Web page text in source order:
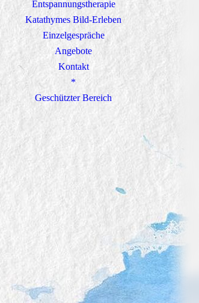
Entspannungstherapie
Katathymes Bild-Erleben
Einzelgespräche
Angebote
Kontakt
*
Geschützter Bereich